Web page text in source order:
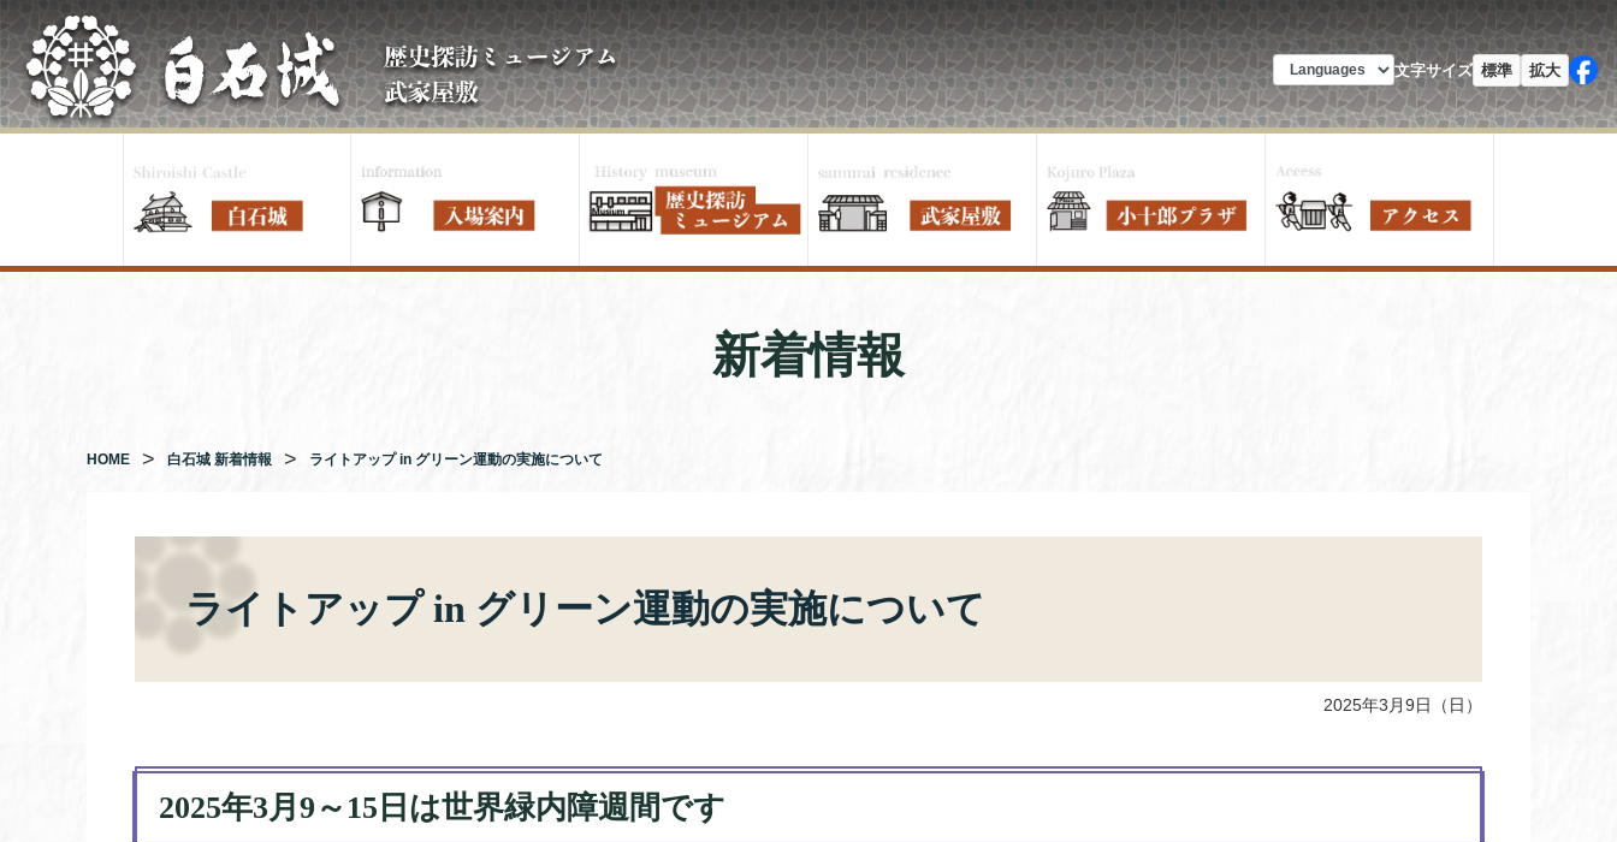
コ
ン
テ
ン
ツ
プ
文字サイズ 標準 拡大
新着情報
HOME 白石城 新着情報 ライトアップ in グリーン運動の実施について
ライトアップ in グリーン運動の実施について
2025年3月9日（日）
2025年3月9～15日は世界緑内障週間です